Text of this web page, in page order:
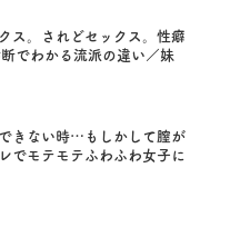
ス。されどセックス。性癖
でわかる流派の違い／妹
きない時…もしかして膣が
でモテモテふわふわ女子に